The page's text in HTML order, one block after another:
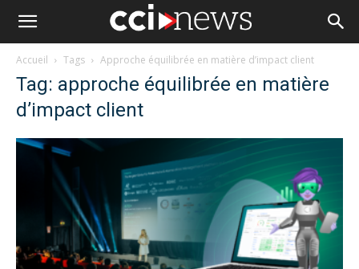
Accueil Tags Approche équilibrée en matière d’impact client
Tag: approche équilibrée en matière
d’impact client